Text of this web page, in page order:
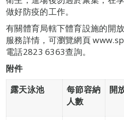
做好防疫的工作。
有關體育局轄下體育設施的開
服務詳情，可瀏覽網頁
電話2823 6363查詢。
附件
露天泳池
每節容納
人數
開